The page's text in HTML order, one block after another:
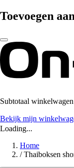
Toevoegen
Subtotaal winkelwagen
Bekijk mijn
Loading...
Home
/ Thaiboksen